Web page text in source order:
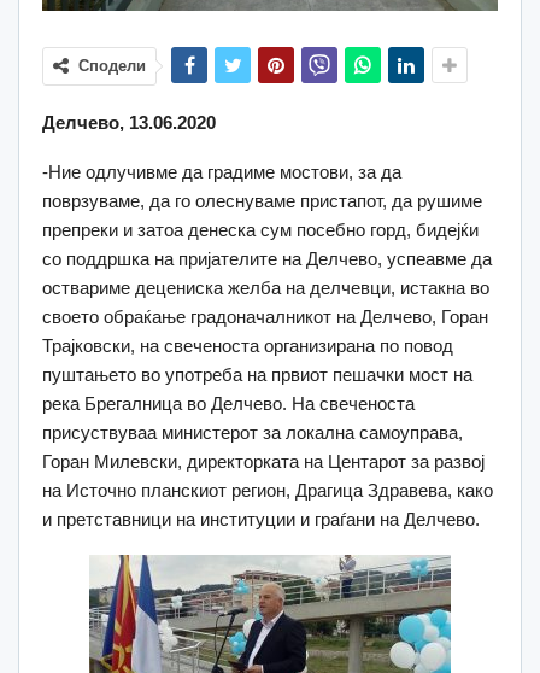
Сподели
Делчево, 13.06.2020
-Ние одлучивме да градиме мостови, за да
поврзуваме, да го олеснуваме пристапот, да рушиме
препреки и затоа денеска сум посебно горд, бидејќи
со поддршка на пријателите на Делчево, успеавме да
оствариме децениска желба на делчевци, истакна во
своето обраќање градоначалникот на Делчево, Горан
Трајковски, на свеченоста организирана по повод
пуштањето во употреба на првиот пешачки мост на
река Брегалница во Делчево. На свеченоста
присуствуваа министерот за локална самоуправа,
Горан Милевски, директорката на Центарот за развој
на Источно планскиот регион, Драгица Здравева, како
и претставници на институции и граѓани на Делчево.